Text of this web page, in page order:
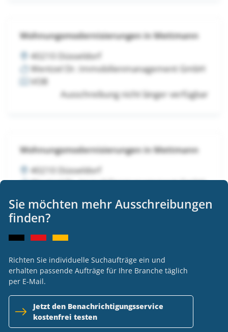
Wohnungsmodernisierungen in Mettmann
40210 Düsseldorf
Wentzel Dr. Immobilienmanagement GmbH
VOB
Ausschreibung nicht länger verfügbar
Wohnungsmodernisierungen in Mettmann
40210 Düsseldorf
Wentzel Dr. Immobilienmanagement GmbH
Ausschreibung nicht länger verfügbar
Wohnungsmodernisierungen in Mettmann
40210 Düsseldorf
Wentzel Dr. Immobilienmanagement GmbH
VOB
Ausschreibung nicht länger verfügbar
Sie möchten mehr Ausschreibungen
finden?
Richten Sie individuelle Suchaufträge ein und
erhalten passende Aufträge für Ihre Branche täglich
per E-Mail.
Jetzt den Benachrichtigungsservice
kostenfrei testen